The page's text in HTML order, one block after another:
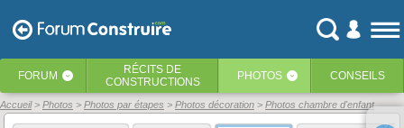
FORUM ‹ RÉCITS DE
CONSTRUCTIONS
PHOTOS ‹ CONSEILS
Accueil Photos Photos par étapes Photos décoration Photos chambre d'enfant